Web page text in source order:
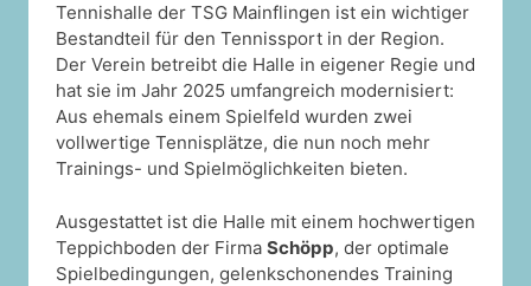
Tennishalle der TSG Mainflingen ist ein wichtiger
Bestandteil für den Tennissport in der Region.
Der Verein betreibt die Halle in eigener Regie und
hat sie im Jahr 2025 umfangreich modernisiert:
Aus ehemals einem Spielfeld wurden zwei
vollwertige Tennisplätze, die nun noch mehr
Trainings- und Spielmöglichkeiten bieten.
Ausgestattet ist die Halle mit einem hochwertigen
Teppichboden der Firma Schöpp, der optimale
Spielbedingungen, gelenkschonendes Training